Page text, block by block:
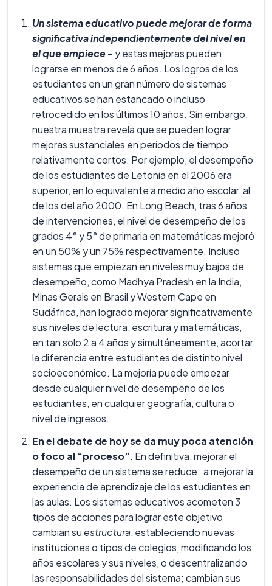
Un sistema educativo puede mejorar de forma
significativaindependientemente del nivel en
el que empiece– y estas mejoras pueden
lograrse en menos de 6 años. Los logros de los
estudiantes en un gran número de sistemas
educativos se han estancado o incluso
retrocedido en los últimos 10 años. Sin embargo,
nuestra muestra revela que se pueden lograr
mejoras sustanciales en períodos de tiempo
relativamente cortos. Por ejemplo, el desempeño
de los estudiantes de Letonia en el 2006 era
superior, en lo equivalente a medio año escolar, al
de los del año 2000. En Long Beach, tras 6 años
de intervenciones, el nivel de desempeño de los
grados 4° y 5° de primaria en matemáticas mejoró
en un 50% y un 75% respectivamente. Incluso
sistemas que empiezan en niveles muy bajos de
desempeño, como Madhya Pradesh en la India,
Minas Gerais en Brasil y Western Cape en
Sudáfrica, han logrado mejorar significativamente
sus niveles de lectura, escritura y matemáticas,
en tan solo 2 a 4 años y simultáneamente, acortar
la diferencia entre estudiantes de distinto nivel
socioeconómico. La mejoría puede empezar
desde cualquier nivel de desempeño de los
estudiantes, en cualquier geografía, cultura o
nivel de ingresos.
En el debate de hoy se da muy poca atención
o foco al “proceso”. En definitiva, mejorar el
desempeño de un sistema se reduce, a mejorar la
experiencia de aprendizaje de los estudiantes en
las aulas. Los sistemas educativos acometen 3
tipos de acciones para lograr este objetivo
cambian su estructura, estableciendo nuevas
instituciones o tipos de colegios, modificando los
años escolares y sus niveles, o descentralizando
las responsabilidades del sistema; cambian sus